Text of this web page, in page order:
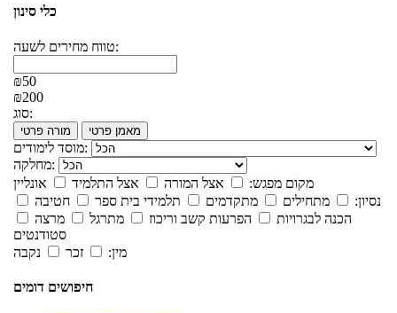
כלי סינון
טווח מחירים לשעה:
₪50
₪200
סוג:
מורה פרטי מאמן פרטי
מוסד לימודים:
מחלקה:
מקום מפגש:
אצל המורה אצל התלמיד
אונליין
נסיון:
מתחילים מתקדמים תלמידי בית ספר
חטיבה
הכנה לבגרויות
הפרעות קשב וריכוז מתרגל
מרצה
סטודנטים
מין:
זכר נקבה
חיפושים דומים